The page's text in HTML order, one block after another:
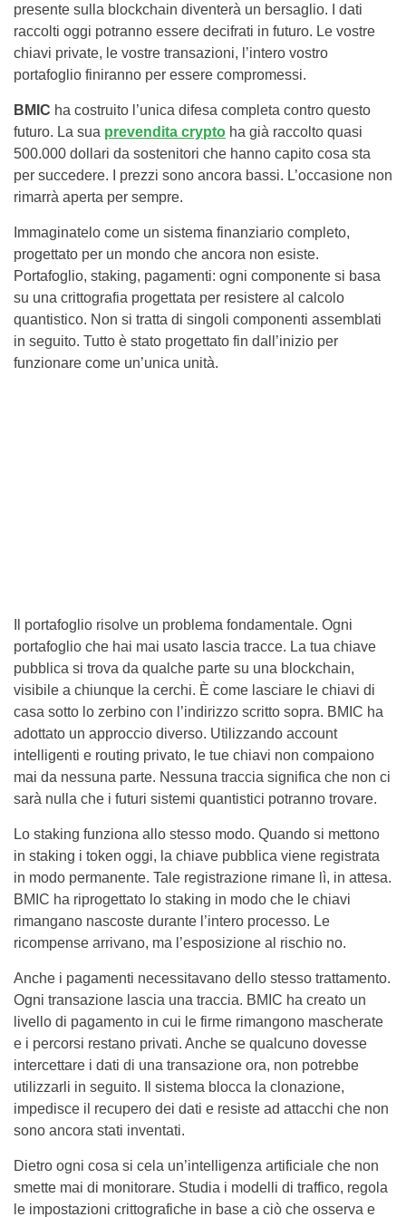
presente sulla blockchain diventerà un bersaglio. I dati
raccolti oggi potranno essere decifrati in futuro. Le vostre
chiavi private, le vostre transazioni, l’intero vostro
portafoglio finiranno per essere compromessi.
BMIC ha costruito l’unica difesa completa contro questo
futuro. La sua prevendita crypto ha già raccolto quasi
500.000 dollari da sostenitori che hanno capito cosa sta
per succedere. I prezzi sono ancora bassi. L’occasione non
rimarrà aperta per sempre.
Immaginatelo come un sistema finanziario completo,
progettato per un mondo che ancora non esiste.
Portafoglio, staking, pagamenti: ogni componente si basa
su una crittografia progettata per resistere al calcolo
quantistico. Non si tratta di singoli componenti assemblati
in seguito. Tutto è stato progettato fin dall’inizio per
funzionare come un’unica unità.
Il portafoglio risolve un problema fondamentale. Ogni
portafoglio che hai mai usato lascia tracce. La tua chiave
pubblica si trova da qualche parte su una blockchain,
visibile a chiunque la cerchi. È come lasciare le chiavi di
casa sotto lo zerbino con l’indirizzo scritto sopra. BMIC ha
adottato un approccio diverso. Utilizzando account
intelligenti e routing privato, le tue chiavi non compaiono
mai da nessuna parte. Nessuna traccia significa che non ci
sarà nulla che i futuri sistemi quantistici potranno trovare.
Lo staking funziona allo stesso modo. Quando si mettono
in staking i token oggi, la chiave pubblica viene registrata
in modo permanente. Tale registrazione rimane lì, in attesa.
BMIC ha riprogettato lo staking in modo che le chiavi
rimangano nascoste durante l’intero processo. Le
ricompense arrivano, ma l’esposizione al rischio no.
Anche i pagamenti necessitavano dello stesso trattamento.
Ogni transazione lascia una traccia. BMIC ha creato un
livello di pagamento in cui le firme rimangono mascherate
e i percorsi restano privati. Anche se qualcuno dovesse
intercettare i dati di una transazione ora, non potrebbe
utilizzarli in seguito. Il sistema blocca la clonazione,
impedisce il recupero dei dati e resiste ad attacchi che non
sono ancora stati inventati.
Dietro ogni cosa si cela un’intelligenza artificiale che non
smette mai di monitorare. Studia i modelli di traffico, regola
le impostazioni crittografiche in base a ciò che osserva e